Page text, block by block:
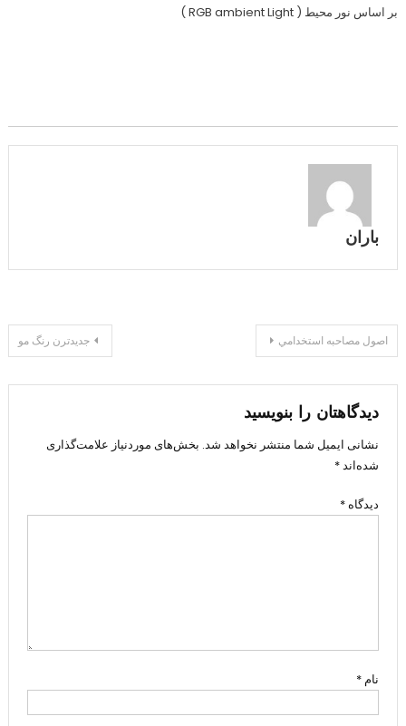
بر اساس نور محیط ( RGB ambient Light )
باران
راهبری
نوشته
جدیدترن رنگ مو اصول مصاحبه استخدامي
دیدگاهتان را بنویسید
نشانی ایمیل شما منتشر نخواهد شد. بخش‌های موردنیاز علامت‌گذاری
شده‌اند*
دیدگاه *
نام*